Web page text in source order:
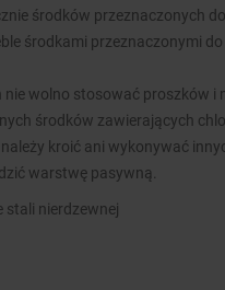
środków przeznaczonych
środkami przeznaczonymi
wolno stosować proszków i
środków zawierających
kroić ani wykonywać
warstwę pasywną.
stali nierdzewnej